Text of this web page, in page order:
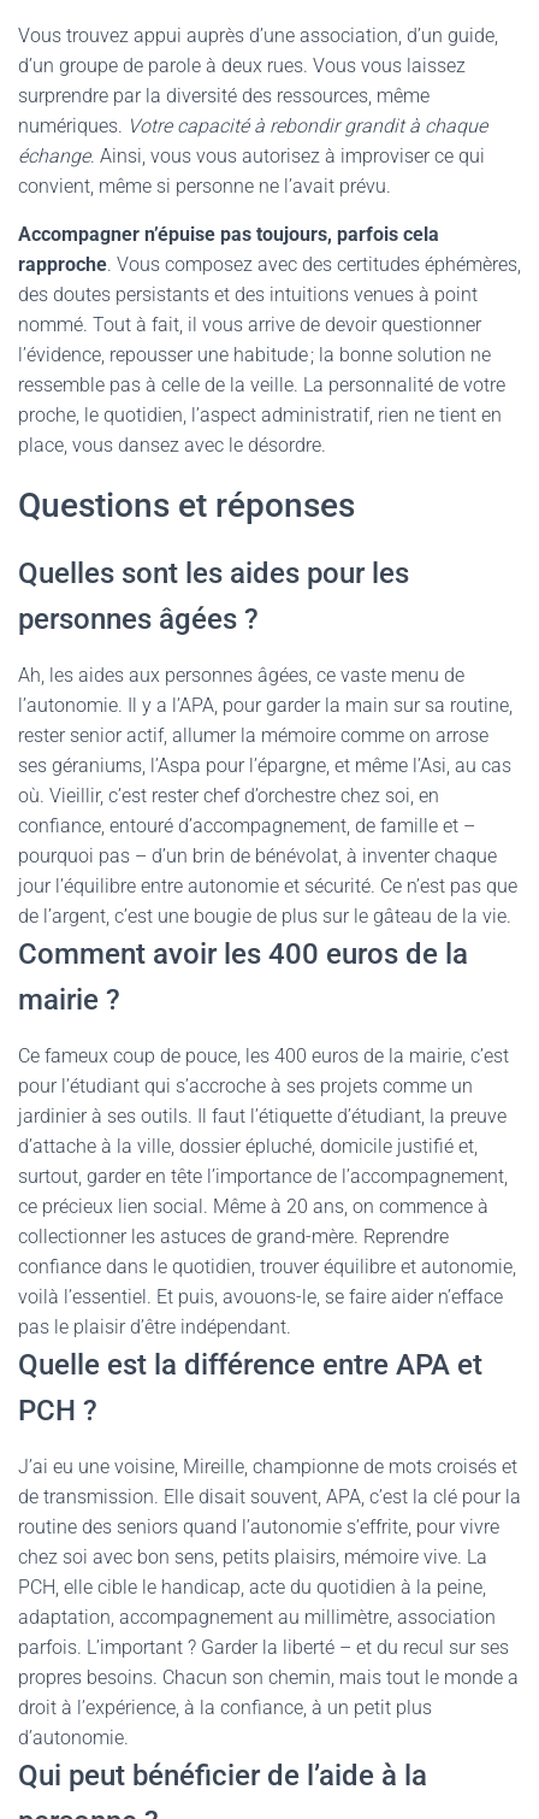
Vous trouvez appui auprès d’une association, d’un guide,
d’un groupe de parole à deux rues. Vous vous laissez
surprendre par la diversité des ressources, même
numériques. Votre capacité à rebondir grandit à chaque
échange. Ainsi, vous vous autorisez à improviser ce qui
convient, même si personne ne l’avait prévu.
Accompagner n’épuise pas toujours, parfois cela
rapproche. Vous composez avec des certitudes éphémères,
des doutes persistants et des intuitions venues à point
nommé. Tout à fait, il vous arrive de devoir questionner
l’évidence, repousser une habitude ; la bonne solution ne
ressemble pas à celle de la veille. La personnalité de votre
proche, le quotidien, l’aspect administratif, rien ne tient en
place, vous dansez avec le désordre.
Questions et réponses
Quelles sont les aides pour les
personnes âgées ?
Ah, les aides aux personnes âgées, ce vaste menu de
l’autonomie. Il y a l’APA, pour garder la main sur sa routine,
rester senior actif, allumer la mémoire comme on arrose
ses géraniums, l’Aspa pour l’épargne, et même l’Asi, au cas
où. Vieillir, c’est rester chef d’orchestre chez soi, en
confiance, entouré d’accompagnement, de famille et –
pourquoi pas – d’un brin de bénévolat, à inventer chaque
jour l’équilibre entre autonomie et sécurité. Ce n’est pas que
de l’argent, c’est une bougie de plus sur le gâteau de la vie.
Comment avoir les 400 euros de la
mairie ?
Ce fameux coup de pouce, les 400 euros de la mairie, c’est
pour l’étudiant qui s’accroche à ses projets comme un
jardinier à ses outils. Il faut l’étiquette d’étudiant, la preuve
d’attache à la ville, dossier épluché, domicile justifié et,
surtout, garder en tête l’importance de l’accompagnement,
ce précieux lien social. Même à 20 ans, on commence à
collectionner les astuces de grand-mère. Reprendre
confiance dans le quotidien, trouver équilibre et autonomie,
voilà l’essentiel. Et puis, avouons-le, se faire aider n’efface
pas le plaisir d’être indépendant.
Quelle est la différence entre APA et
PCH ?
J’ai eu une voisine, Mireille, championne de mots croisés et
de transmission. Elle disait souvent, APA, c’est la clé pour la
routine des seniors quand l’autonomie s’effrite, pour vivre
chez soi avec bon sens, petits plaisirs, mémoire vive. La
PCH, elle cible le handicap, acte du quotidien à la peine,
adaptation, accompagnement au millimètre, association
parfois. L’important ? Garder la liberté – et du recul sur ses
propres besoins. Chacun son chemin, mais tout le monde a
droit à l’expérience, à la confiance, à un petit plus
d’autonomie.
Qui peut bénéficier de l’aide à la